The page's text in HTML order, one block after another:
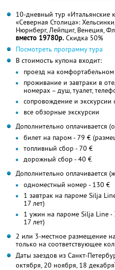
10-дневный тур «Итальянские
«Северная Столица»:
Нюрнберг, Лейпциг, Венеция,
вместо 19780р. Скидка 50%
Посмотреть программу тура
В стоимость купона входит:
проезд на комфортабельном
проживание и завтраки в
номерах – душ, туалет,
сопровождение и
все обзорные экскурсии
Дополнительно оплачивается
билет на паром - 79 €
топливный сбор - 70 €
дорожный сбор - 40 €
Дополнительно оплачивается
одноместный номер - 130 €
1 завтрак на пароме Silja
17 лет)
1 ужин на пароме Silja Line -
17 лет)
2 или 3-местное размещение
только на соответствующее
Даты заездов из Санкт-
октября, 20 ноября, 18 декабря